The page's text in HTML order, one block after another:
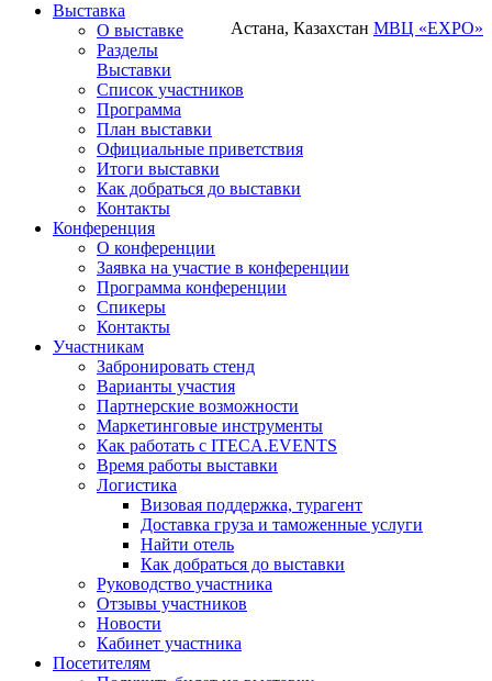
Астана, Казахстан МВЦ «EXPO»
Выставка
О выставке
Разделы
Выставки
Список участников
Программа
План выставки
Официальные приветствия
Итоги выставки
Как добраться до выставки
Контакты
Конференция
О конференции
Заявка на участие в конференции
Программа конференции
Спикеры
Контакты
Участникам
Забронировать стенд
Варианты участия
Партнерские возможности
Маркетинговые инструменты
Как работать с ITECA.EVENTS
Время работы выставки
Логистика
Визовая поддержка, турагент
Доставка груза и таможенные услуги
Найти отель
Как добраться до выставки
Руководство участника
Отзывы участников
Новости
Кабинет участника
Посетителям